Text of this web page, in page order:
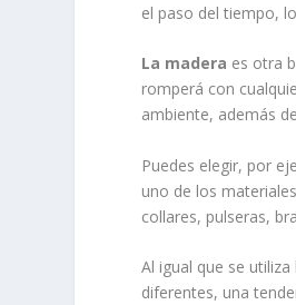
el paso del tiempo,
La madera es otra
romperá con
ambiente, además
Puedes elegir, por
uno de los
collares, pulseras,
Al igual que se
diferentes, una